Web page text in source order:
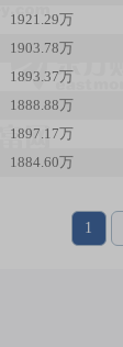
1921.29万
1903.78万
1893.37万
1888.88万
1897.17万
1884.60万
1